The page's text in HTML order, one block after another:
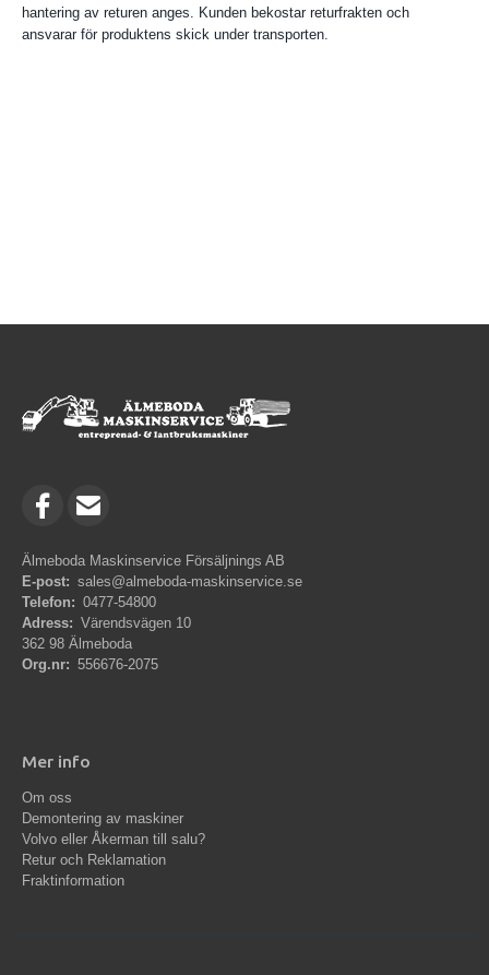
hantering av returen anges. Kunden bekostar returfrakten och
ansvarar för produktens skick under transporten.
Älmeboda Maskinservice Försäljnings AB
E-post: sales@almeboda-maskinservice.se
Telefon: 0477-54800
Adress: Värendsvägen 10
362 98 Älmeboda
Org.nr: 556676-2075
Mer info
Om oss
Demontering av maskiner
Volvo eller Åkerman till salu?
Retur och Reklamation
Fraktinformation